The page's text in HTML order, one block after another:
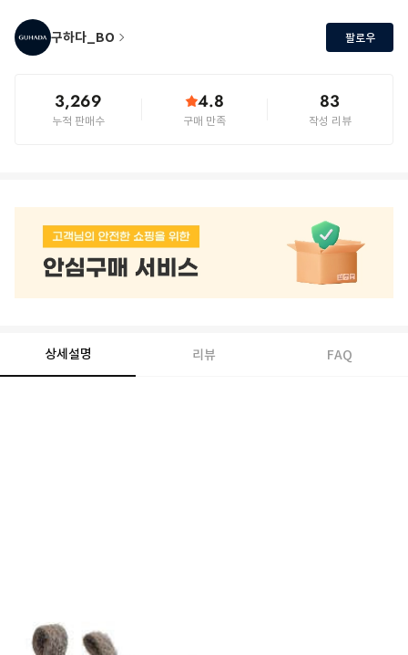
구하다_BO 팔로우
3,269
누적 판매수
4.8
구매 만족
83
작성 리뷰
상세설명 리뷰 FAQ